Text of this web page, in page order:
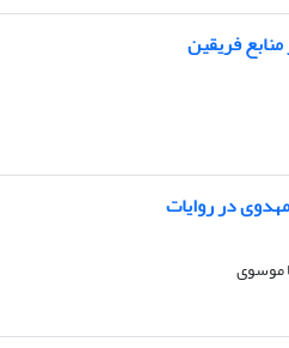
فریقین
در روایات
موسوی